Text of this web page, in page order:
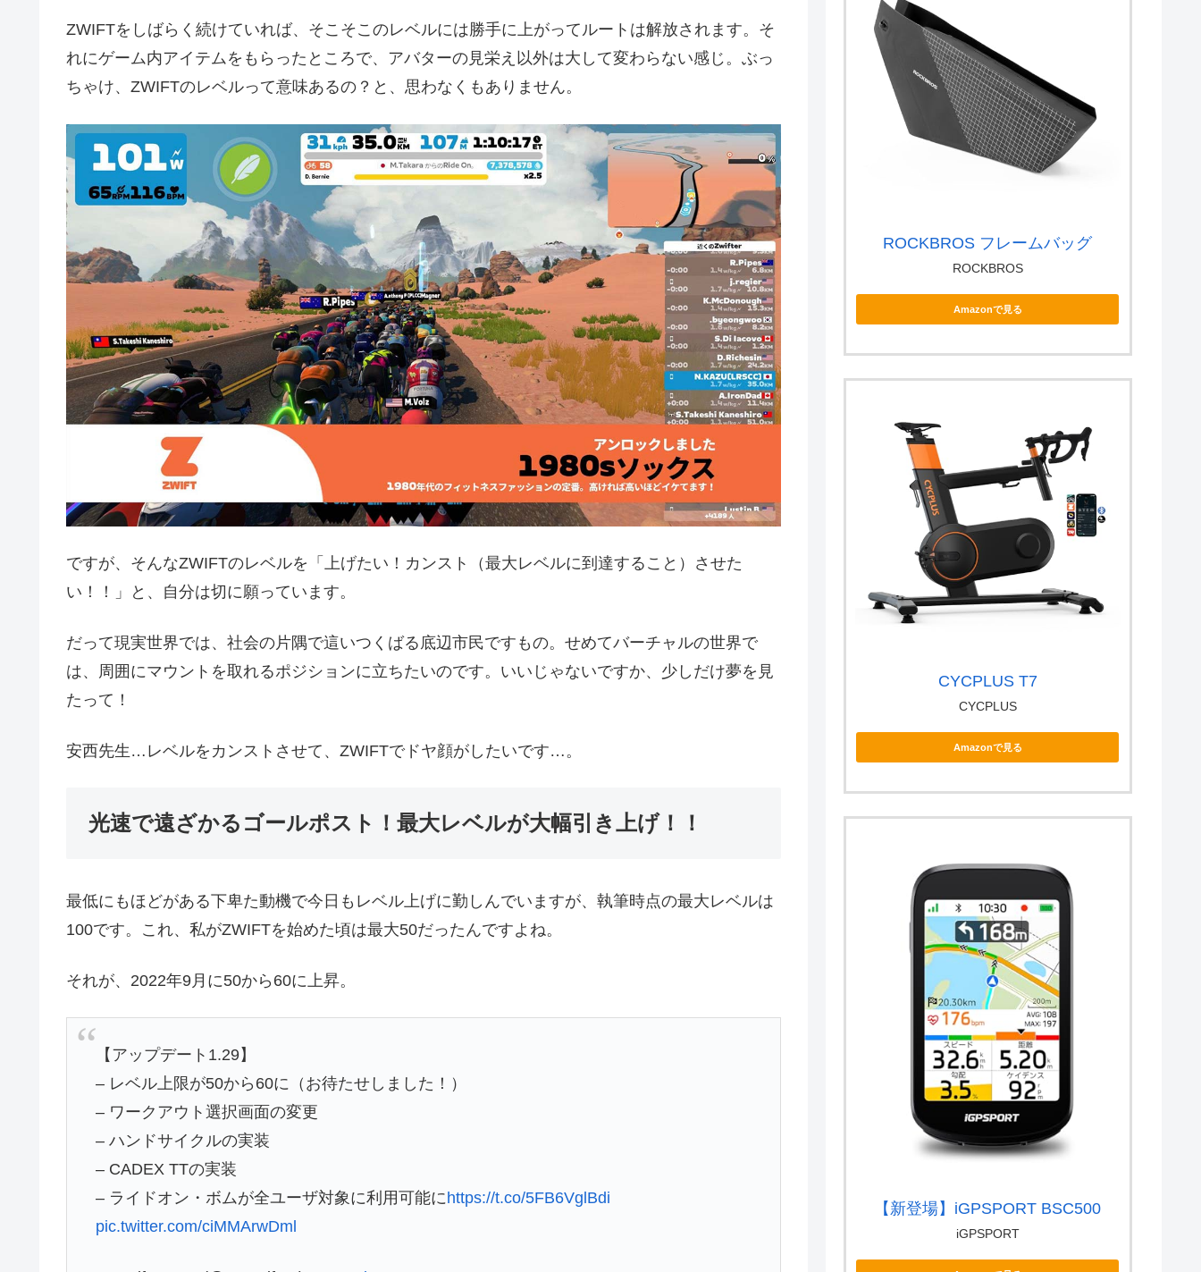
ZWIFTをしばらく続けていれば、そこそこのレベルには勝手に上がってルートは解放されます。そ
れにゲーム内アイテムをもらったところで、アバターの見栄え以外は大して変わらない感じ。ぶっ
ちゃけ、ZWIFTのレベルって意味あるの？と、思わなくもありません。
ですが、そんなZWIFTのレベルを「上げたい！カンスト（最大レベルに到達すること）させた
い！！」と、自分は切に願っています。
だって現実世界では、社会の片隅で這いつくばる底辺市民ですもの。せめてバーチャルの世界で
は、周囲にマウントを取れるポジションに立ちたいのです。いいじゃないですか、少しだけ夢を見
たって！
安西先生…レベルをカンストさせて、ZWIFTでドヤ顔がしたいです…。
光速で遠ざかるゴールポスト！最大レベルが大幅引き上げ！！
最低にもほどがある下卑た動機で今日もレベル上げに勤しんでいますが、執筆時点の最大レベルは
100です。これ、私がZWIFTを始めた頃は最大50だったんですよね。
それが、2022年9月に50から60に上昇。
【アップデート1.29】
– レベル上限が50から60に（お待たせしました！）
– ワークアウト選択画面の変更
– ハンドサイクルの実装
– CADEX TTの実装
– ライドオン・ボムが全ユーザ対象に利用可能にhttps://t.co/5FB6VglBdi
pic.twitter.com/ciMMArwDml
ROCKBROS フレームバッグ
ROCKBROS
Amazonで見る
CYCPLUS T7
CYCPLUS
Amazonで見る
【新登場】iGPSPORT BSC500
iGPSPORT